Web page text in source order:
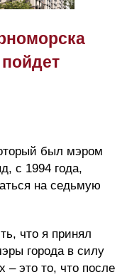
был мэром
с 1994 года,
на седьмую
что я принял
города в силу
– это то, что после